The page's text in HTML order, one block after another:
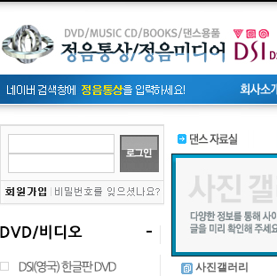
사진갤러리